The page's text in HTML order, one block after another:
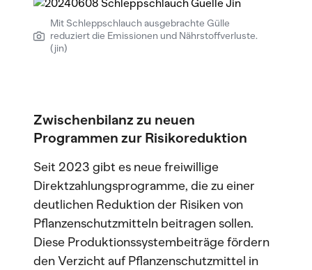
Mit Schleppschlauch ausgebrachte Gülle
reduziert die Emissionen und Nährstoffverluste.
(jin)
Zwischenbilanz zu neuen
Programmen zur Risikoreduktion
Seit 2023 gibt es neue freiwillige
Direktzahlungsprogramme, die zu einer
deutlichen Reduktion der Risiken von
Pflanzenschutzmitteln beitragen sollen.
Diese Produktionssystembeiträge fördern
den Verzicht auf Pflanzenschutzmittel in